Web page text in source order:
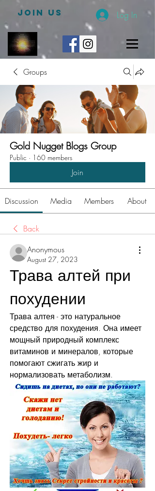
JOIN US Log In
Groups
Gold Nugget Blogs Group
Public · 160 members
Join
Discussion Media Members About
Back
Anonymous
August 27, 2023
Трава алтей при
похудении
Трава алтея - это натуральное
средство для похудения. Она имеет
мощный природный комплекс
витаминов и минералов, которые
помогают сжигать жир и
нормализовать метаболизм.